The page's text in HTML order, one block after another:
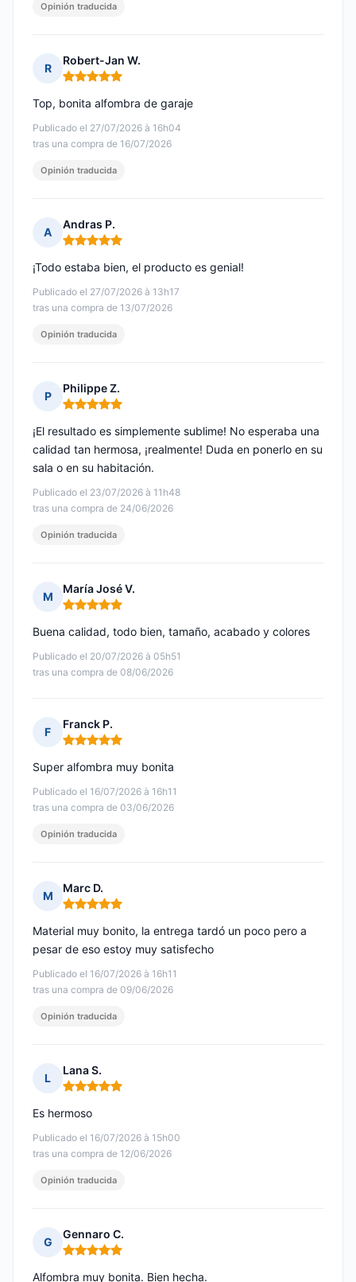
Opinión traducida
R
Robert-Jan W.
Nota: 5 de 5
Publicado el 27/07/2026 à 16h04
tras una compra de 16/07/2026
Top, bonita alfombra de garaje
Opinión traducida
A
Andras P.
Nota: 5 de 5
Publicado el 27/07/2026 à 13h17
tras una compra de 13/07/2026
¡Todo estaba bien, el producto es genial!
Opinión traducida
P
Philippe Z.
Nota: 5 de 5
Publicado el 23/07/2026 à 11h48
tras una compra de 24/06/2026
¡El resultado es simplemente sublime! No esperaba una
calidad tan hermosa, ¡realmente! Duda en ponerlo en su
sala o en su habitación.
Opinión traducida
M
María José V.
Nota: 5 de 5
Publicado el 20/07/2026 à 05h51
tras una compra de 08/06/2026
Buena calidad, todo bien, tamaño, acabado y colores
F
Franck P.
Nota: 5 de 5
Publicado el 16/07/2026 à 16h11
tras una compra de 03/06/2026
Super alfombra muy bonita
Opinión traducida
M
Marc D.
Nota: 5 de 5
Publicado el 16/07/2026 à 16h11
tras una compra de 09/06/2026
Material muy bonito, la entrega tardó un poco pero a
pesar de eso estoy muy satisfecho
Opinión traducida
L
Lana S.
Nota: 5 de 5
Publicado el 16/07/2026 à 15h00
tras una compra de 12/06/2026
Es hermoso
Opinión traducida
G
Gennaro C.
Nota: 5 de 5
Alfombra muy bonita. Bien hecha.